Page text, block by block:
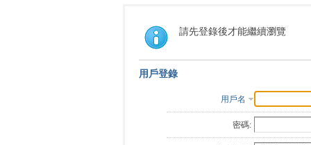
請先登錄後才能繼續瀏覽
用戶登錄
用戶名
密碼: